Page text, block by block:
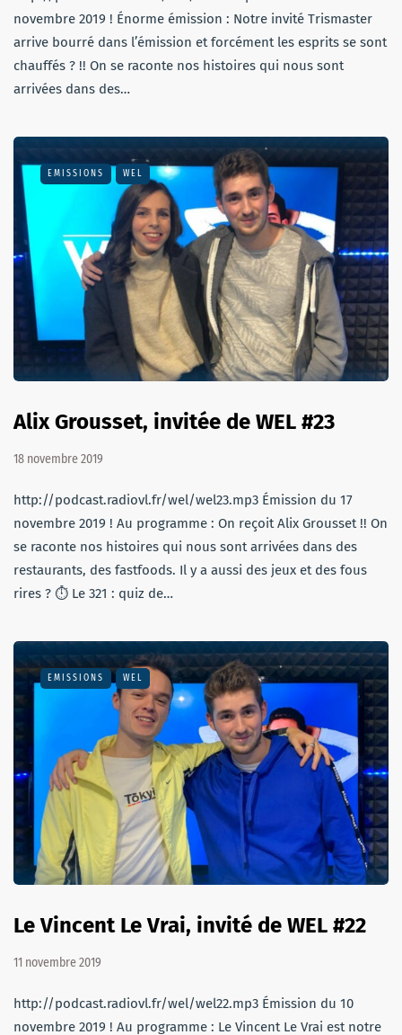
novembre 2019 ! Énorme émission : Notre invité Trismaster
arrive bourré dans l’émission et forcément les esprits se sont
chauffés ? !! On se raconte nos histoires qui nous sont
arrivées dans des…
EMISSIONS WEL
Alix Grousset, invitée de WEL #23
18 novembre 2019
http://podcast.radiovl.fr/wel/wel23.mp3 Émission du 17
novembre 2019 ! Au programme : On reçoit Alix Grousset !! On
se raconte nos histoires qui nous sont arrivées dans des
restaurants, des fastfoods. Il y a aussi des jeux et des fous
rires ? ⏱ Le 321 : quiz de…
EMISSIONS WEL
Le Vincent Le Vrai, invité de WEL #22
11 novembre 2019
http://podcast.radiovl.fr/wel/wel22.mp3 Émission du 10
novembre 2019 ! Au programme : Le Vincent Le Vrai est notre